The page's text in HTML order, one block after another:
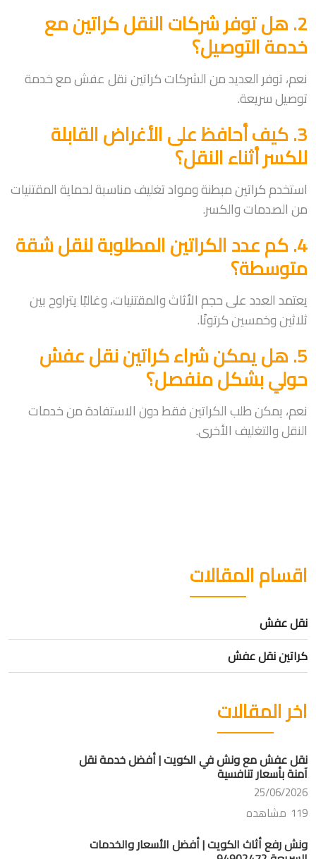
اقسام المقالات
نقل عفش
كراتين نقل عفش
اخر المقالات
نقل عفش مع ونش في الكويت | أفضل خدمة نقل
آمنة بأسعار تنافسية
25/06/2026
119 مشاهده
ونش رفع أثاث الكويت | أفضل الأسعار والخدمات
2. هل توفر شركات النقل كراتين مع
خدمة التوصيل؟
نعم، توفر العديد من الشركات كراتين نقل عفش مع خدمة
توصيل سريعة.
3. كيف أحافظ على الأغراض القابلة
للكسر أثناء النقل؟
استخدم كراتين مبطنة ومواد تغليف مناسبة لحماية المقتنيات
من الصدمات والكسر.
4. كم عدد الكراتين المطلوبة لنقل شقة
متوسطة؟
يعتمد العدد على حجم الأثاث والمقتنيات، وغالبًا يتراوح بين
ثلاثين وخمسين كرتونًا.
5. هل يمكن شراء كراتين نقل عفش
حولي بشكل منفصل؟
نعم، يمكن طلب الكراتين فقط دون الاستفادة من خدمات
النقل والتغليف الأخرى.